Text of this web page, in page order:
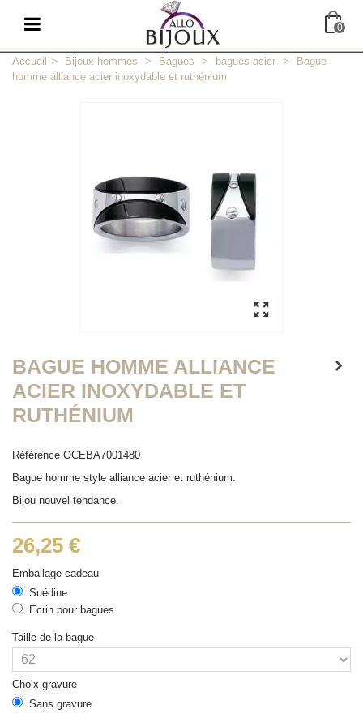
0
Accueil > Bijoux hommes > Bagues > bagues acier >
Bague
homme alliance acier inoxydable et ruthénium
BAGUE HOMME ALLIANCE
ACIER INOXYDABLE ET
RUTHÉNIUM
Référence OCEBA7001480
Bague homme style alliance acier et ruthénium.
Bijou nouvel tendance.
26,25 €
Emballage cadeau
Suédine
Ecrin pour bagues
Taille de la bague
Choix gravure
Sans gravure